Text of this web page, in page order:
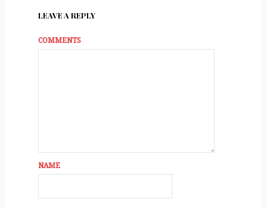
LEAVE A REPLY
COMMENTS
NAME